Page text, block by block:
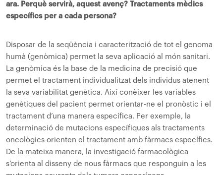
ara. Perquè servirà, aquest avenç? Tractaments mèdics
específics per a cada persona?
Disposar de la seqüència i caracterització de tot el genoma
humà (genòmica) permet la seva aplicació al món sanitari.
La genòmica és la base de la medicina de precisió que
permet el tractament individualitzat dels individus atenent
la seva variabilitat genètica. Així conèixer les variables
genètiques del pacient permet orientar-ne el pronòstic i el
tractament d’una manera específica. Per exemple, la
determinació de mutacions específiques als tractaments
oncològics orienten el tractament amb fàrmacs específics.
De la mateixa manera, la investigació farmacològica
s’orienta al disseny de nous fàrmacs que responguin a les